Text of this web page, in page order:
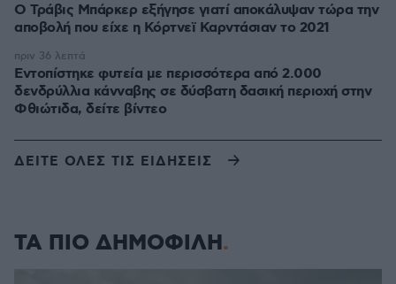
O Τράβις Μπάρκερ εξήγησε γιατί αποκάλυψαν τώρα την
αποβολή που είχε η Κόρτνεϊ Καρντάσιαν το 2021
Εντοπίστηκε φυτεία με περισσότερα από 2.000
δενδρύλλια κάνναβης σε δύσβατη δασική περιοχή στην
Φθιώτιδα, δείτε βίντεο
πριν 36 λεπτά
ΔΕΙΤΕ ΟΛΕΣ ΤΙΣ ΕΙΔΗΣΕΙΣ
ΤΑ ΠΙΟ ΔΗΜΟΦΙΛΗ